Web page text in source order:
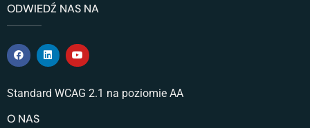
ODWIEDŹ NAS NA
Standard WCAG 2.1 na poziomie AA
O NAS